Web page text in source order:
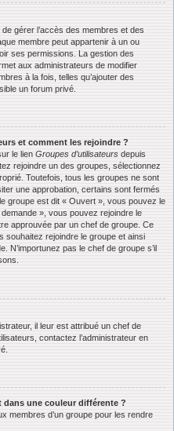
gérer l’accès des membres et des
membre peut appartenir à un ou
ses permissions. La gestion des
aux administrateurs de modifier
à la fois, telles qu’ajouter des
un forum privé.
et comment les rejoindre ?
le lien Groupes d’utilisateurs depuis
rejoindre un des groupes, sélectionnez
Toutefois, tous les groupes ne sont
une approbation, certains sont fermés
groupe est dit « Ouvert », vous pouvez le
», vous pouvez rejoindre le
approuvée par un chef de groupe. Ce
souhaitez rejoindre le groupe et ainsi
N’importunez pas le chef de groupe s’il
il leur est attribué un chef de
contactez l’administrateur en
dans une couleur différente ?
membres d’un groupe pour les rendre